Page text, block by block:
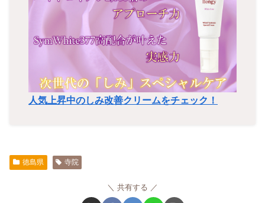
人気上昇中のしみ改善クリームをチェック！
徳島県 寺院
共有する